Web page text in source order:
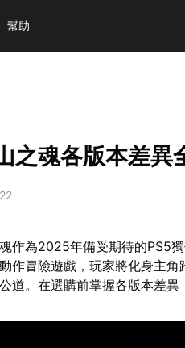
幫助
之魂各版本差異
作為2025年備受期待的PS5
作冒險遊戲，玩家將化身主
道。在選購前掌握各版本差異